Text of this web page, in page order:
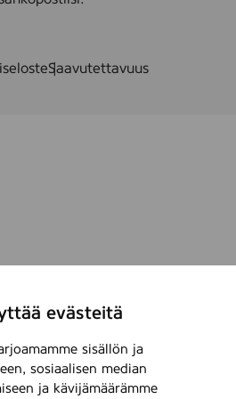
evästeitä
sisällön ja
sosiaalisen median
ja kävijämäärämme
Saavutettavuus